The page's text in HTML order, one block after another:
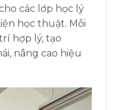
các lớp học lý
học thuật. Mỗi
hợp lý, tạo
nâng cao hiệu